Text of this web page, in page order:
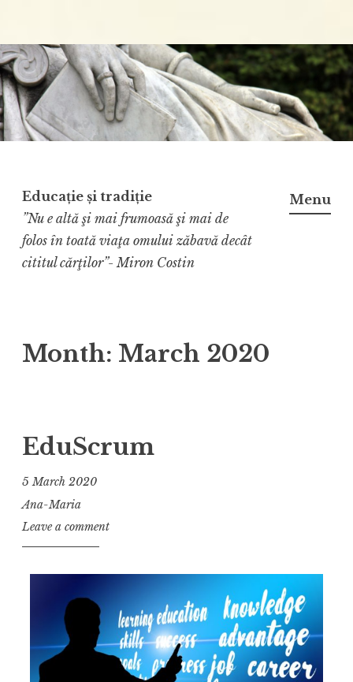
Educație și tradiție
”Nu e altă şi mai frumoasă şi mai de
folos în toată viaţa omului zăbavă decât
cititul cărţilor”- Miron Costin
Menu
Month: March 2020
EduScrum
5 March 2020
Ana-Maria
Leave a comment